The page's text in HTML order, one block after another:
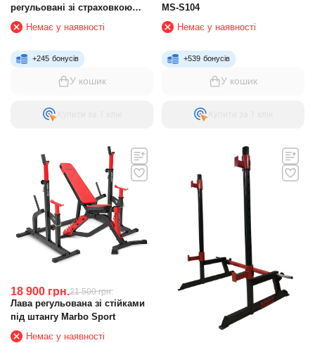
регульовані зі страховкою
Black
Немає у наявності
+245 бонусів
У кошик
Купити за 1 клiк
MS-S104
Немає у наявності
+539 бонусів
У кошик
Купити за 1 клiк
18 900 грн.21 500 грн.
Лава регульована зі стійками
під штангу Marbo Sport
Немає у наявності